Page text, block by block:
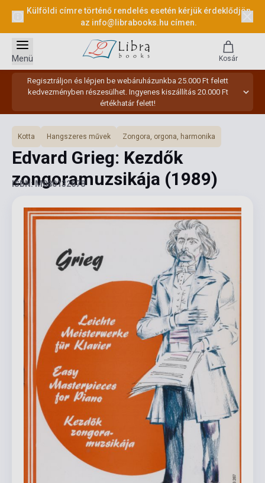
Külföldi címre történő rendelés esetén kérjük érdeklődjön
az info@librabooks.hu címen.
Regisztráljon és lépjen be webáruházunkba 25.000 Ft felett
kedvezményben részesülhet. Ingyenes kiszállítás 20.000 Ft
értékhatár felett!
Menü Kosár
Kotta Hangszeres művek Zongora, orgona, harmonika
Edvard Grieg: Kezdők
zongoramuzsikája (1989)
ISBN: M080132678